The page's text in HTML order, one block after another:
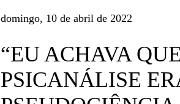
domingo, 10 de abril de 2022
“EU ACHAVA
PSICANÁLISE